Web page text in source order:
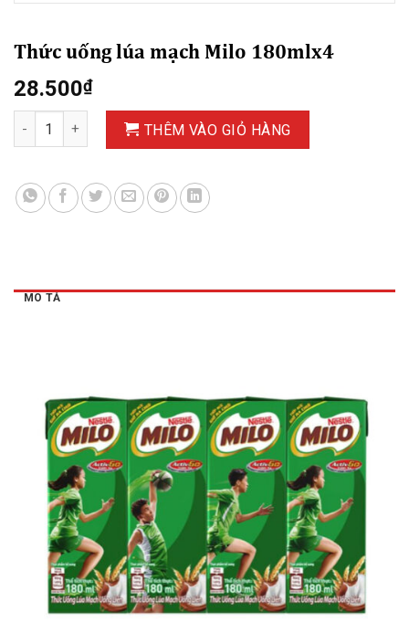
Thức uống lúa mạch Milo 180mlx4
28.500₫
Thức uống lúa mạch Milo 180mlx4 số lượng
THÊM VÀO GIỎ HÀNG
MÔ TẢ